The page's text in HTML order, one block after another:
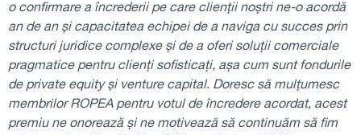
o confirmare a încrederii pe care clienții noștri ne-o acordă
an de an și capacitatea echipei de a naviga cu succes prin
structuri juridice complexe și de a oferi soluții comerciale
pragmatice pentru clienți sofisticați, așa cum sunt fondurile
de private equity și venture capital. Doresc să mulțumesc
membrilor ROPEA pentru votul de încredere acordat, acest
premiu ne onorează și ne motivează să continuăm să fim